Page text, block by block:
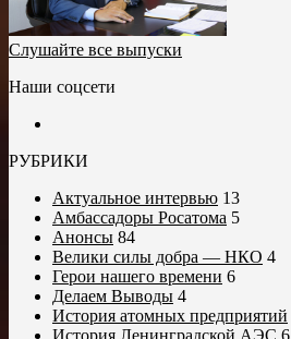
Слушайте все выпуски
Наши соцсети
РУБРИКИ
Актуальное интервью 13
Амбассадоры Росатома 5
Анонсы 84
Велики силы добра — НКО 4
Герои нашего времени 6
Делаем Выводы 4
История атомных предприятий
История Ленинградской АЭС 6